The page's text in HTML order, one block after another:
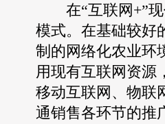
在“互联网+”现
模式。在基础较好
制的网络化农业环
用现有互联网资源
移动互联网、物联
通销售各环节的推